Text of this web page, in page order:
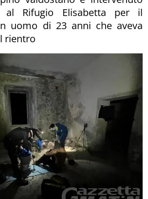
al Rifugio Elisabetta per il
uomo di 23 anni che aveva
rientro